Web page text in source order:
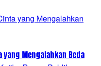
yang Mengalahkan Beda